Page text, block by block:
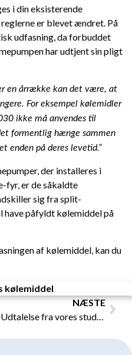
i din eksisterende
er blevet ændret. På
udfasning, da forbuddet
har udtjent sin pligt
en årrække kan det være, at
For eksempel kølemidler
ikke må anvendes til
formentlig hænge sammen
enden på deres levetid.”
der installeres i
fyr, er de såkaldte
sig fra split-
have påfyldt kølemiddel på
af kølemiddel, kan du
NÆSTE
Udtalelse fra vores studiepraktikant Karoline